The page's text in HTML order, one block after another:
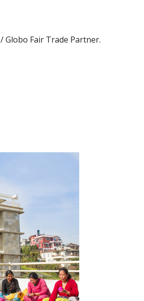
/ Globo Fair Trade Partner.